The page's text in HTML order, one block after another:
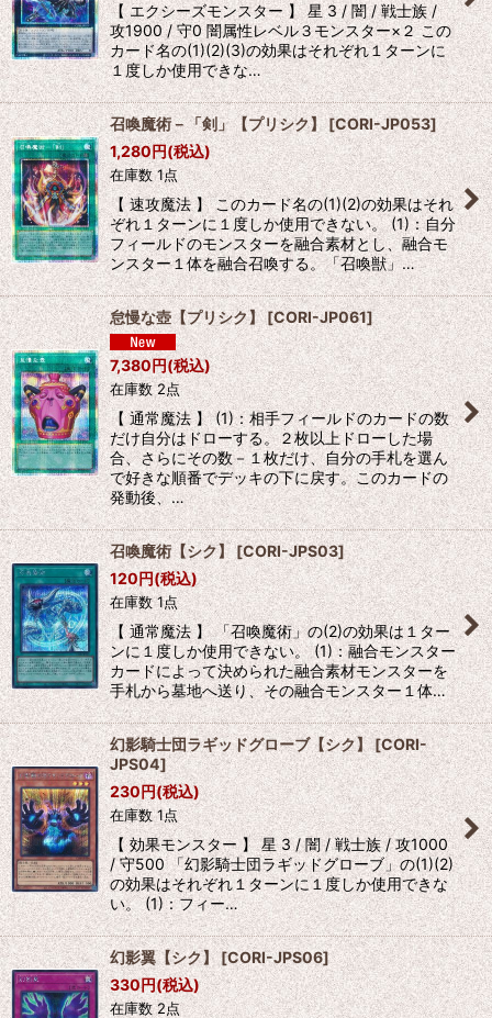
【 エクシーズモンスター 】 星 3 / 闇 / 戦士族 /
攻1900 / 守0 闇属性レベル３モンスター×２ この
カード名の(1)(2)(3)の効果はそれぞれ１ターンに
１度しか使用できな…
召喚魔術－「剣」【プリシク】[CORI-JP053]
1,280円(税込)
在庫数 1点
【 速攻魔法 】 このカード名の(1)(2)の効果はそれ
ぞれ１ターンに１度しか使用できない。 (1)：自分
フィールドのモンスターを融合素材とし、融合モ
ンスター１体を融合召喚する。「召喚獣」…
怠慢な壺【プリシク】 [CORI-JP061]
7,380円(税込)
在庫数 2点
【 通常魔法 】 (1)：相手フィールドのカードの数
だけ自分はドローする。２枚以上ドローした場
合、さらにその数－１枚だけ、自分の手札を選ん
で好きな順番でデッキの下に戻す。このカードの
発動後、…
召喚魔術【シク】[CORI-JPS03]
120円(税込)
在庫数 1点
【 通常魔法 】 「召喚魔術」の(2)の効果は１ター
ンに１度しか使用できない。 (1)：融合モンスター
カードによって決められた融合素材モンスターを
手札から墓地へ送り、その融合モンスター１体…
幻影騎士団ラギッドグローブ【シク】 [CORI-
JPS04]
230円(税込)
在庫数 1点
【 効果モンスター 】 星 3 / 闇 / 戦士族 / 攻1000
/ 守500 「幻影騎士団ラギッドグローブ」の(1)(2)
の効果はそれぞれ１ターンに１度しか使用できな
い。 (1)：フィー…
幻影翼【シク】[CORI-JPS06]
330円(税込)
在庫数 2点